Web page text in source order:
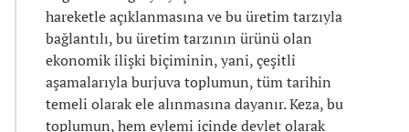
hareketle açıklanmasına ve bu üretim tarzıyla
bağlantılı, bu üretim tarzının ürünü olan
ekonomik ilişki biçiminin, yani, çeşitli
aşamalarıyla burjuva toplumun, tüm tarihin
temeli olarak ele alınmasına dayanır. Keza, bu
toplumun, hem eylemi içinde devlet olarak